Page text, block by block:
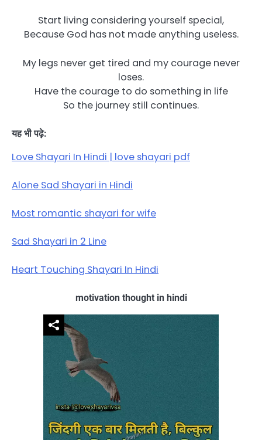
Start living considering yourself special,
Because God has not made anything useless.
My legs never get tired and my courage never
loses.
Have the courage to do something in life
So the journey still continues.
यह भी पढ़े:
Love Shayari In Hindi | love shayari pdf
Alone Sad Shayari in Hindi
Most romantic shayari for wife
Sad Shayari in 2 Line
Heart Touching Shayari In Hindi
motivation thought in hindi